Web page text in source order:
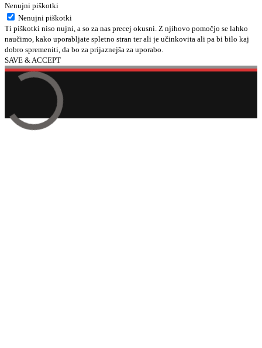
Nenujni piškotki
Nenujni piškotki
Ti piškotki niso nujni, a so za nas precej okusni. Z njihovo pomočjo se lahko
naučimo, kako uporabljate spletno stran ter ali je učinkovita ali pa bi bilo kaj
dobro spremeniti, da bo za prijaznejša za uporabo.
SAVE & ACCEPT